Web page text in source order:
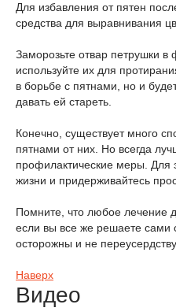
Для избавления от пятен
средства для выравнивания
Заморозьте отвар петрушки
используйте их для
в борьбе с пятнами, но и
давать ей стареть.
Конечно, существует много
пятнами от них. Но всегда
профилактические меры. Для
жизни и придерживайтесь
Помните, что любое лечение
если вы все же решаете сами
осторожны и не
Наверх
Видео